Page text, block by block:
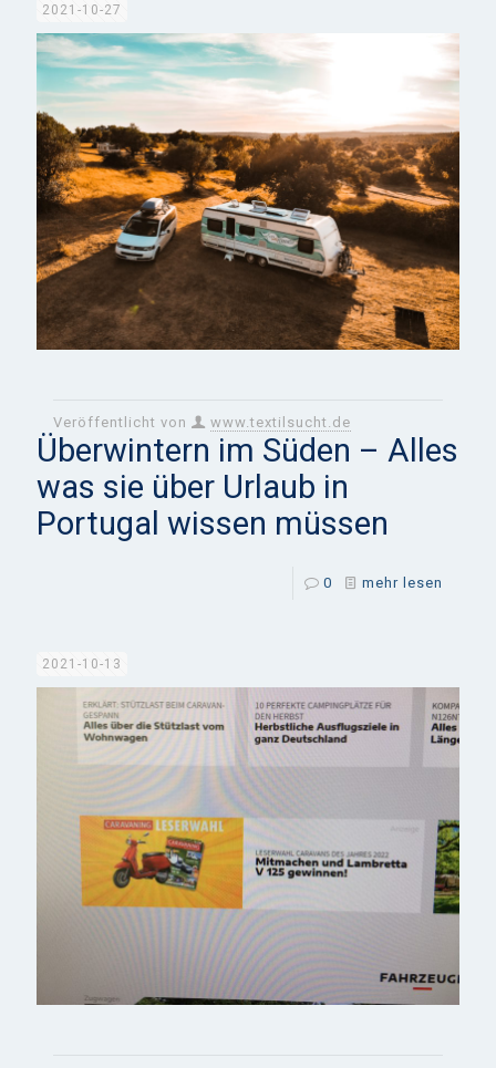
2021-10-27
Veröffentlicht von www.textilsucht.de
Überwintern im Süden – Alles
was sie über Urlaub in
Portugal wissen müssen
0 mehr lesen
2021-10-13